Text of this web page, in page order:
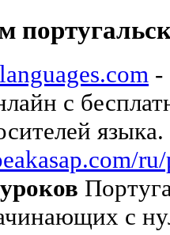
-
с
языка.
с